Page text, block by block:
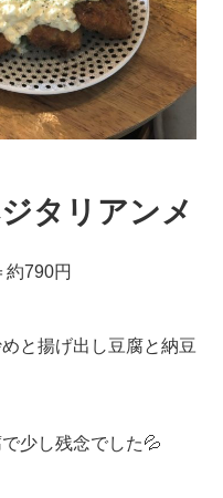
ジタリアンメ
約790円
と揚げ出し豆腐と納豆
少し残念でした💦